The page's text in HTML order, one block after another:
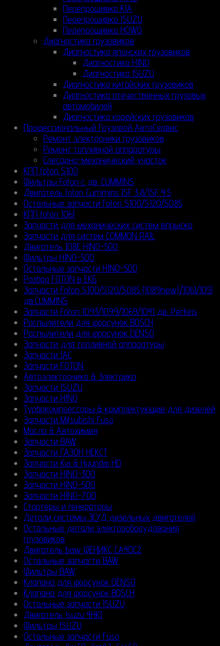
Перепрошивка KIA
Перепрошивка ISUZU
Перепрошивка HOWO
Диагностика грузовиков
Диагностика японских грузовиков
Диагностика HINO
Диагностика ISUZU
Диагностика китайских грузовиков
Диагностика отечественных грузовых
автомобилей
Диагностика корейских грузовиков
Профессиональный Грузовой АвтоСервис
Ремонт электроники грузовиков
Ремонт топливной аппаратуры
Слесарно-механический участок
КПП foton S100
Фильтры Foton с дв. CUMMINS
Двигатель foton Cummins ISF 3.8/ISF 4.5
Остальные запчасти Foton S100/S120/S085
КПП foton 1061
Запчасти для механических систем впрыска
Запчасти для систем COMMON RAIL
Двигатель J08E HINO-500
Фильтры HINO-500
Остальные запчасти HINO-500
Разбор FOTON в ЕКБ
Запчасти Foton S100/S120/S085 (1089new)/1061/1051
дв.CUMMINS
Запчасти Foton 1093/1099/1069/1041 дв. Perkins
Распылители для форсунок BOSCH
Распылители для форсунок DENSO
Запчасти для топливной аппаратуры
Запчасти JAC
Запчасти FOTON
Автоэлектроника & Электрика
Запчасти ISUZU
Запчасти HINO
Турбокомпрессоры & комплектующие для дизелей
Запчасти Mitsubishi Fuso
Масла & Автохимия
Запчасти BAW
Запчасти ГАЗОН НЕКСТ
Запчасти Kia & Hyundai HD
Запчасти HINO-300
Запчасти HINO-500
Запчасти HINO-700
Стартеры и генераторы
Детали системы ЭСУД дизельных двигателей
Остальные детали электрооборудования
грузовиков
Двигатель baw ФЕНИКС CA4DC2
Остальные запчасти BAW
Фильтры BAW
Клапана для форсунок DENSO
Клапана для форсунок BOSCH
Остальные запчасти ISUZU
Двигатель Isuzu 4HK1
Фильтры ISUZU
Остальные запчасти Fuso